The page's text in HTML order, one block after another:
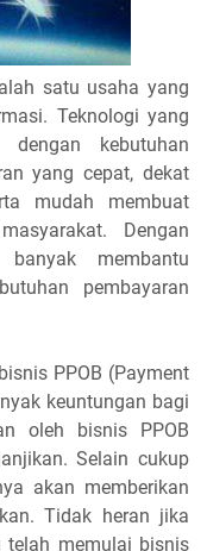
satu usaha yang
Teknologi yang
kebutuhan
yang cepat, dekat
mudah membuat
Dengan
membantu
pembayaran
PPOB (Payment
keuntungan bagi
oleh bisnis PPOB
Selain cukup
akan memberikan
Tidak heran jika
telah memulai bisnis